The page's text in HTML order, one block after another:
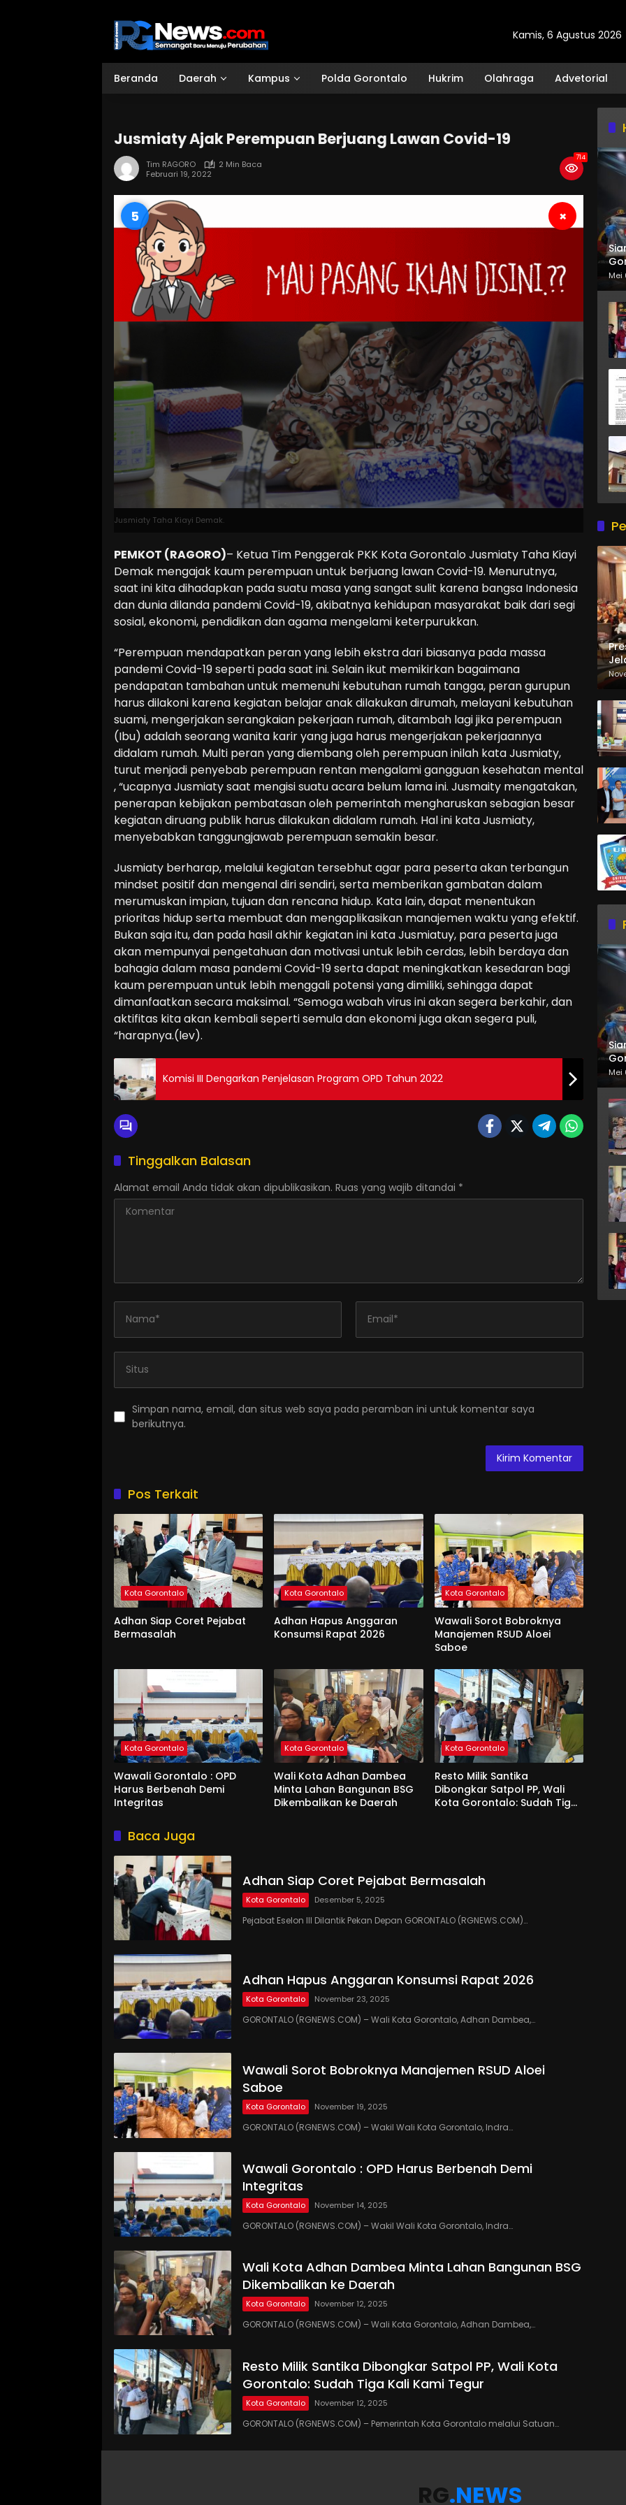
Kamis, 6 Agustus 2026
Beranda Daerah Kampus Polda Gorontalo Hukrim Olahraga Advetorial
Jusmiaty Ajak Perempuan Berjuang Lawan Covid-19
Tim RAGORO
2 Min Baca
Februari 19, 2022
714
4 ×
Jusmiaty Taha Kiayi Demak.
PEMKOT (RAGORO)– Ketua Tim Penggerak PKK Kota Gorontalo Jusmiaty Taha Kiayi
Demak mengajak kaum perempuan untuk berjuang lawan Covid-19. Menurutnya,
saat ini kita dihadapkan pada suatu masa yang sangat sulit karena bangsa Indonesia
dan dunia dilanda pandemi Covid-19, akibatnya kehidupan masyarakat baik dari segi
sosial, ekonomi, pendidikan dan agama mengelami keterpurukkan.
“Perempuan mendapatkan peran yang lebih ekstra dari biasanya pada massa
pandemi Covid-19 seperti pada saat ini. Selain ikut memikirkan bagaimana
pendapatan tambahan untuk memenuhi kebutuhan rumah tangga, peran gurupun
harus dilakoni karena kegiatan belajar anak dilakukan dirumah, melayani kebutuhan
suami, mengerjakan serangkaian pekerjaan rumah, ditambah lagi jika perempuan
(Ibu) adalah seorang wanita karir yang juga harus mengerjakan pekerjaannya
didalam rumah. Multi peran yang diembang oleh perempuan inilah kata Jusmiaty,
turut menjadi penyebab perempuan rentan mengalami gangguan kesehatan mental
, “ucapnya Jusmiaty saat mengisi suatu acara belum lama ini. Jusmaity mengatakan,
penerapan kebijakan pembatasan oleh pemerintah mengharuskan sebagian besar
kegiatan diruang publik harus dilakukan didalam rumah. Hal ini kata Jusmiaty,
menyebabkan tanggungjawab perempuan semakin besar.
Jusmiaty berharap, melalui kegiatan tersebhut agar para peserta akan terbangun
mindset positif dan mengenal diri sendiri, serta memberikan gambatan dalam
merumuskan impian, tujuan dan rencana hidup. Kata lain, dapat menentukan
prioritas hidup serta membuat dan mengaplikasikan manajemen waktu yang efektif.
Bukan saja itu, dan pada hasil akhir kegiatan ini kata Jusmiatuy, para peserta juga
akan mempunyai pengetahuan dan motivasi untuk lebih cerdas, lebih berdaya dan
bahagia dalam masa pandemi Covid-19 serta dapat meningkatkan kesedaran bagi
kaum perempuan untuk lebih menggali potensi yang dimiliki, sehingga dapat
dimanfaatkan secara maksimal. “Semoga wabah virus ini akan segera berkahir, dan
aktifitas kita akan kembali seperti semula dan ekonomi juga akan segera puli,
“harapnya.(lev).
Komisi III Dengarkan Penjelasan Program OPD Tahun 2022
Tinggalkan Balasan
Alamat email Anda tidak akan dipublikasikan. Ruas yang wajib ditandai *
Simpan nama, email, dan situs web saya pada peramban ini untuk komentar saya
berikutnya.
Pos Terkait
Kota Gorontalo
Adhan Siap Coret Pejabat
Bermasalah
Kota Gorontalo
Adhan Hapus Anggaran
Konsumsi Rapat 2026
Kota Gorontalo
Wawali Sorot Bobroknya
Manajemen RSUD Aloei
Saboe
Kota Gorontalo
Wawali Gorontalo : OPD
Harus Berbenah Demi
Integritas
Kota Gorontalo
Wali Kota Adhan Dambea
Minta Lahan Bangunan BSG
Dikembalikan ke Daerah
Kota Gorontalo
Resto Milik Santika
Dibongkar Satpol PP, Wali
Kota Gorontalo: Sudah Tiga
Baca Juga
Adhan Siap Coret Pejabat Bermasalah
Kota Gorontalo Desember 5, 2025
Pejabat Eselon III Dilantik Pekan Depan GORONTALO (RGNEWS.COM)…
Adhan Hapus Anggaran Konsumsi Rapat 2026
Kota Gorontalo November 23, 2025
GORONTALO (RGNEWS.COM) – Wali Kota Gorontalo, Adhan Dambea,…
Wawali Sorot Bobroknya Manajemen RSUD Aloei
Saboe
Kota Gorontalo November 19, 2025
GORONTALO (RGNEWS.COM) – Wakil Wali Kota Gorontalo, Indra…
Wawali Gorontalo : OPD Harus Berbenah Demi
Integritas
Kota Gorontalo November 14, 2025
GORONTALO (RGNEWS.COM) – Wakil Wali Kota Gorontalo, Indra…
Wali Kota Adhan Dambea Minta Lahan Bangunan BSG
Dikembalikan ke Daerah
Kota Gorontalo November 12, 2025
GORONTALO (RGNEWS.COM) – Wali Kota Gorontalo, Adhan Dambea,…
Resto Milik Santika Dibongkar Satpol PP, Wali Kota
Gorontalo: Sudah Tiga Kali Kami Tegur
Kota Gorontalo November 12, 2025
GORONTALO (RGNEWS.COM) – Pemerintah Kota Gorontalo melalui Satuan…
Mei
Mei
RG.NEWS